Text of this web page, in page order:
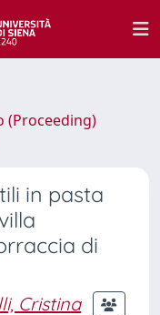
(Proceeding)
in pasta
di
Cristina